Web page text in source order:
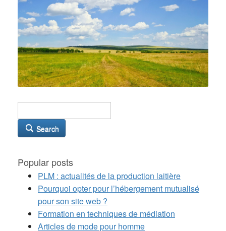
Search
Popular posts
PLM : actualités de la production laitière
Pourquoi opter pour l’hébergement mutualisé
pour son site web ?
Formation en techniques de médiation
Articles de mode pour homme